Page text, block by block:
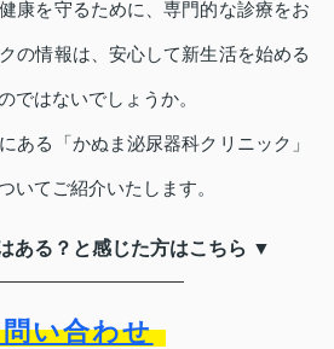
康を守るために、専門的な診療をお
の情報は、安心して新生活を始める
ではないでしょうか。
ある「かぬま泌尿器科クリニック」
いてご紹介いたします。
ある？と感じた方はこちら ▼
い合わせ